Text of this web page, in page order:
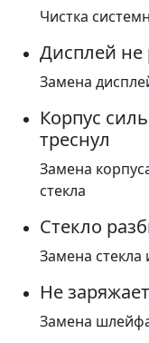
Чистка
Дисплей не
Замена
Корпус
треснул
Замена
стекла
Стекло
Замена стекла
Не
Замена